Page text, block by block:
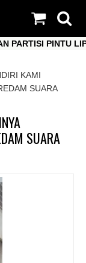
PINTU LIPAT
KAMI
SUARA
SUARA